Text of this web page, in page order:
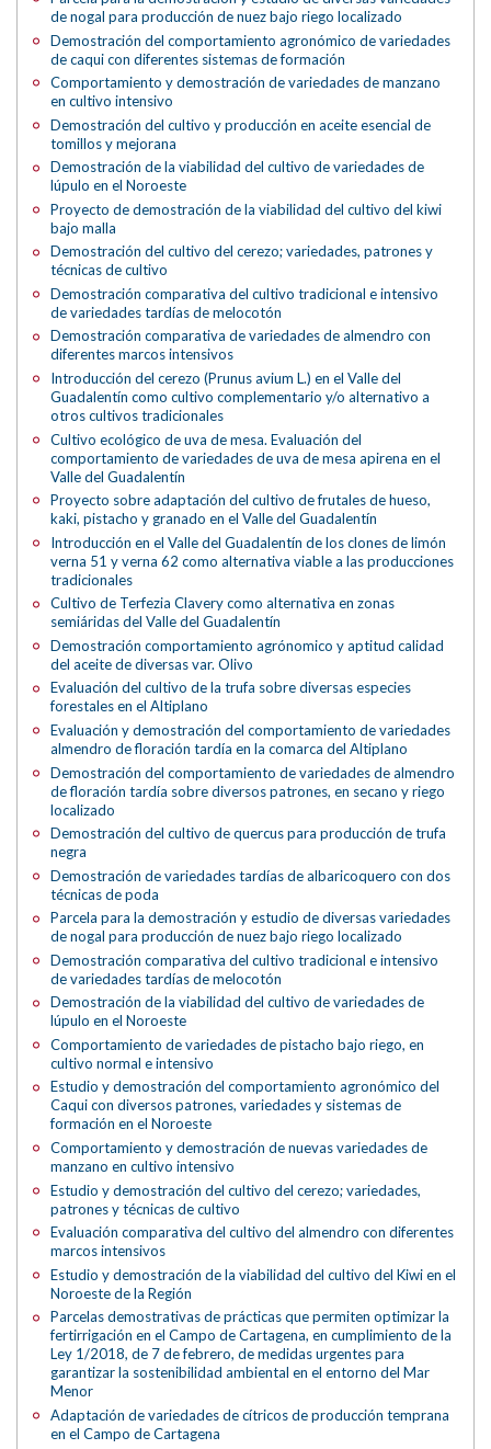
de nogal para producción de nuez bajo riego localizado
Demostración del comportamiento agronómico de variedades
de caqui con diferentes sistemas de formación
Comportamiento y demostración de variedades de manzano
en cultivo intensivo
Demostración del cultivo y producción en aceite esencial de
tomillos y mejorana
Demostración de la viabilidad del cultivo de variedades de
lúpulo en el Noroeste
Proyecto de demostración de la viabilidad del cultivo del kiwi
bajo malla
Demostración del cultivo del cerezo; variedades, patrones y
técnicas de cultivo
Demostración comparativa del cultivo tradicional e intensivo
de variedades tardías de melocotón
Demostración comparativa de variedades de almendro con
diferentes marcos intensivos
Introducción del cerezo (Prunus avium L.) en el Valle del
Guadalentín como cultivo complementario y/o alternativo a
otros cultivos tradicionales
Cultivo ecológico de uva de mesa. Evaluación del
comportamiento de variedades de uva de mesa apirena en el
Valle del Guadalentín
Proyecto sobre adaptación del cultivo de frutales de hueso,
kaki, pistacho y granado en el Valle del Guadalentín
Introducción en el Valle del Guadalentín de los clones de limón
verna 51 y verna 62 como alternativa viable a las producciones
tradicionales
Cultivo de Terfezia Clavery como alternativa en zonas
semiáridas del Valle del Guadalentín
Demostración comportamiento agrónomico y aptitud calidad
del aceite de diversas var. Olivo
Evaluación del cultivo de la trufa sobre diversas especies
forestales en el Altiplano
Evaluación y demostración del comportamiento de variedades
almendro de floración tardía en la comarca del Altiplano
Demostración del comportamiento de variedades de almendro
de floración tardía sobre diversos patrones, en secano y riego
localizado
Demostración del cultivo de quercus para producción de trufa
negra
Demostración de variedades tardías de albaricoquero con dos
técnicas de poda
Parcela para la demostración y estudio de diversas variedades
de nogal para producción de nuez bajo riego localizado
Demostración comparativa del cultivo tradicional e intensivo
de variedades tardías de melocotón
Demostración de la viabilidad del cultivo de variedades de
lúpulo en el Noroeste
Comportamiento de variedades de pistacho bajo riego, en
cultivo normal e intensivo
Estudio y demostración del comportamiento agronómico del
Caqui con diversos patrones, variedades y sistemas de
formación en el Noroeste
Comportamiento y demostración de nuevas variedades de
manzano en cultivo intensivo
Estudio y demostración del cultivo del cerezo; variedades,
patrones y técnicas de cultivo
Evaluación comparativa del cultivo del almendro con diferentes
marcos intensivos
Estudio y demostración de la viabilidad del cultivo del Kiwi en el
Noroeste de la Región
Parcelas demostrativas de prácticas que permiten optimizar la
fertirrigación en el Campo de Cartagena, en cumplimiento de la
Ley 1/2018, de 7 de febrero, de medidas urgentes para
garantizar la sostenibilidad ambiental en el entorno del Mar
Menor
Adaptación de variedades de cítricos de producción temprana
en el Campo de Cartagena